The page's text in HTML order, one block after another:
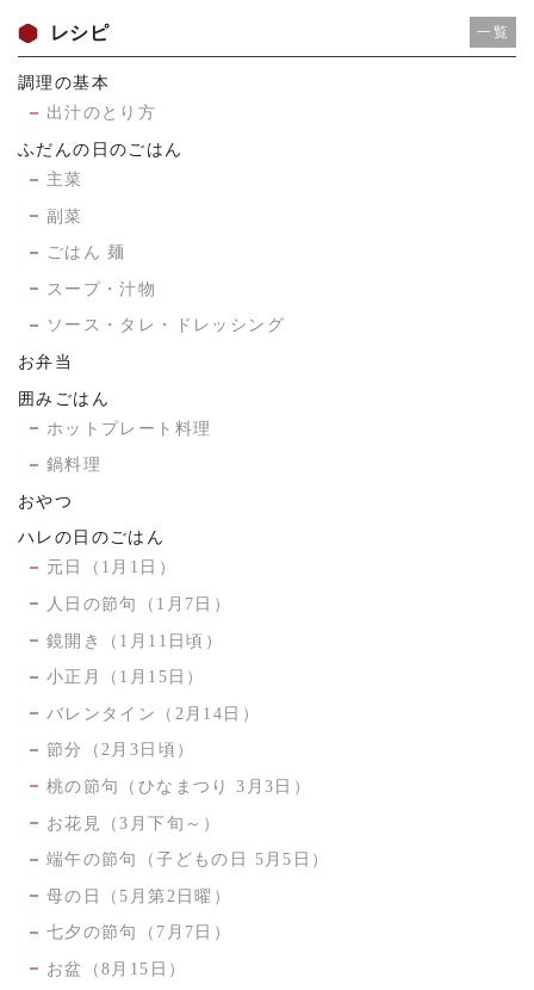
レシピ 一覧
調理の基本
出汁のとり方
ふだんの日のごはん
主菜
副菜
ごはん 麺
スープ・汁物
ソース・タレ・ドレッシング
お弁当
囲みごはん
ホットプレート料理
鍋料理
おやつ
ハレの日のごはん
元日（1月1日）
人日の節句（1月7日）
鏡開き（1月11日頃）
小正月（1月15日）
バレンタイン（2月14日）
節分（2月3日頃）
桃の節句（ひなまつり 3月3日）
お花見（3月下旬～）
端午の節句（子どもの日 5月5日）
母の日（5月第2日曜）
七夕の節句（7月7日）
お盆（8月15日）